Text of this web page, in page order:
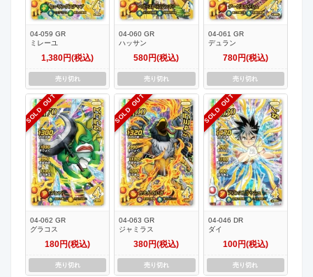
04-059 GR
ミレーユ
1,380円(税込)
売り切れ
04-060 GR
ハッサン
580円(税込)
売り切れ
04-061 GR
デュラン
780円(税込)
売り切れ
SOLD OUT
04-062 GR
グラコス
180円(税込)
売り切れ
SOLD OUT
04-063 GR
ジャミラス
380円(税込)
売り切れ
SOLD OUT
04-046 DR
ダイ
100円(税込)
売り切れ